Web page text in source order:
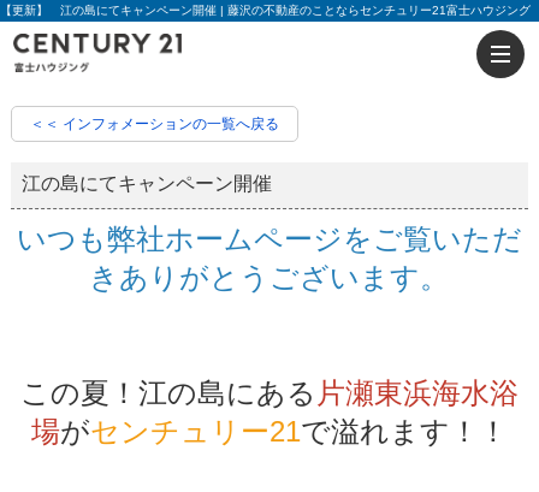
【更新】 江の島にてキャンペーン開催 | 藤沢の不動産のことならセンチュリー21富士ハウジング
＜＜ インフォメーションの一覧へ戻る
江の島にてキャンペーン開催
いつも弊社ホームページをご覧いただ
きありがとうございます。
この夏！江の島にある 片瀬東浜海水浴
場がセンチュリー21で溢れます！！